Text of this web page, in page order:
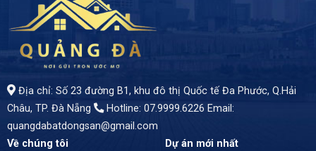
Địa chỉ: Số 23 đường B1, khu đô thị Quốc tế Đa Phước, Q.Hải
Châu, TP. Đà Nẵng
Hotline: 07.9999.6226 Email:
quangdabatdongsan@gmail.com
Về chúng tôi
Dự án mới nhất